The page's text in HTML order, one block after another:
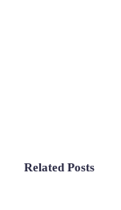
Related Posts